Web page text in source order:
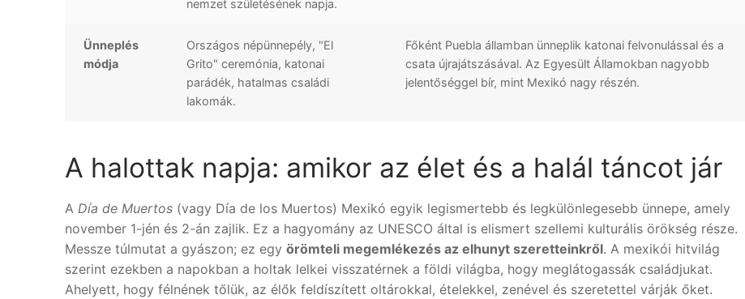
nemzet születésének napja.
Ünneplés
módja
Országos népünnepély, "El
Grito" ceremónia, katonai
parádék, hatalmas családi
lakomák.
Főként Puebla államban ünneplik katonai felvonulással és a
csata újrajátszásával. Az Egyesült Államokban nagyobb
jelentőséggel bír, mint Mexikó nagy részén.
A halottak napja: amikor az élet és a halál táncot jár
A Día de Muertos (vagy Día de los Muertos) Mexikó egyik legismertebb és legkülönlegesebb ünnepe, amely
november 1-jén és 2-án zajlik. Ez a hagyomány az UNESCO által is elismert szellemi kulturális örökség része.
Messze túlmutat a gyászon; ez egy örömteli megemlékezés az elhunyt szeretteinkről. A mexikói hitvilág
szerint ezekben a napokban a holtak lelkei visszatérnek a földi világba, hogy meglátogassák családjukat.
Ahelyett, hogy félnének tőlük, az élők feldíszített oltárokkal, ételekkel, zenével és szeretettel várják őket.